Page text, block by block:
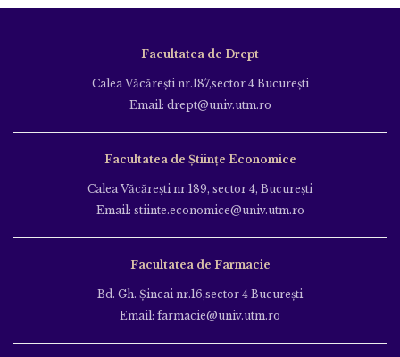
Facultatea de Drept
Calea Văcăreşti nr.187,sector 4 Bucureşti
Email: drept@univ.utm.ro
Facultatea de Științe Economice
Calea Văcăreşti nr.189, sector 4, Bucureşti
Email: stiinte.economice@univ.utm.ro
Facultatea de Farmacie
Bd. Gh. Şincai nr.16,sector 4 Bucureşti
Email: farmacie@univ.utm.ro